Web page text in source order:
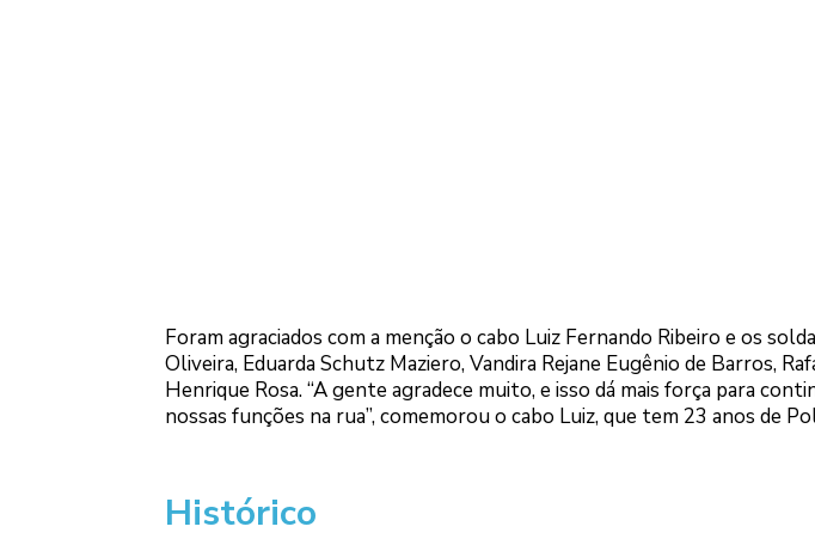
Foram agraciados com a menção o cabo Luiz Fernando Ribeiro e os
Oliveira, Eduarda Schutz Maziero, Vandira Rejane Eugênio de Barros,
Henrique Rosa. “A gente agradece muito, e isso dá mais força para
nossas funções na rua”, comemorou o cabo Luiz, que tem 23 anos de
Histórico